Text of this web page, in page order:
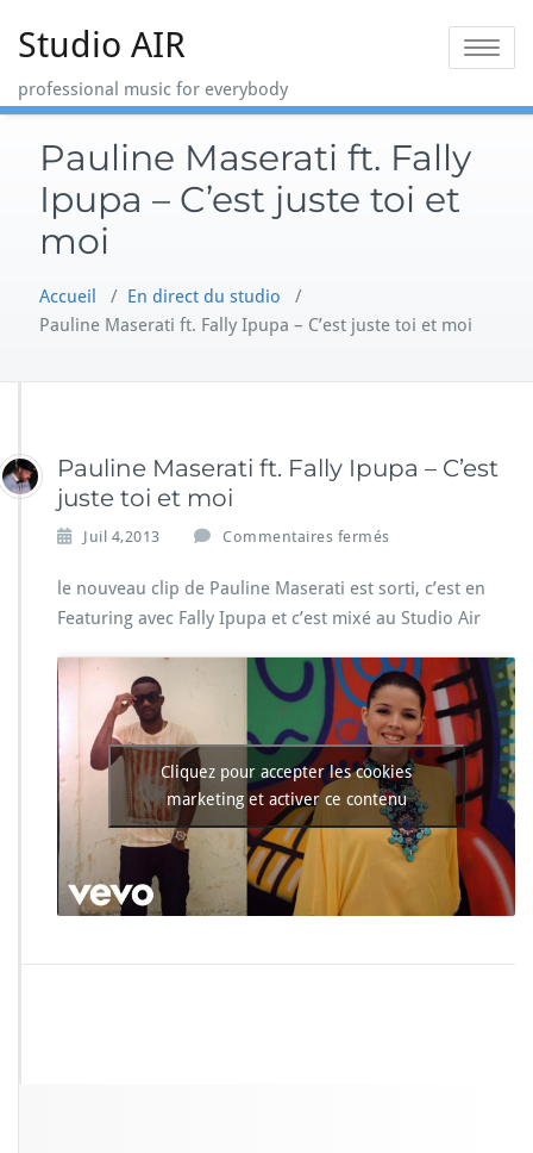
Studio AIR
professional music for everybody
Toggle
Pauline Maserati ft. Fally
Ipupa – C’est juste toi et
moi
Accueil / En direct du studio /
Pauline Maserati ft. Fally Ipupa – C’est juste toi et moi
Pauline Maserati ft. Fally Ipupa – C’est
juste toi et moi
Juil 4,2013 Commentaires fermés
r
P
a
u
l
i
n
e
M
a
s
e
t
f
le nouveau clip de Pauline Maserati est sorti, c’est en
Featuring avec Fally Ipupa et c’est mixé au Studio Air
Cliquez pour accepter les cookies
marketing et activer ce contenu